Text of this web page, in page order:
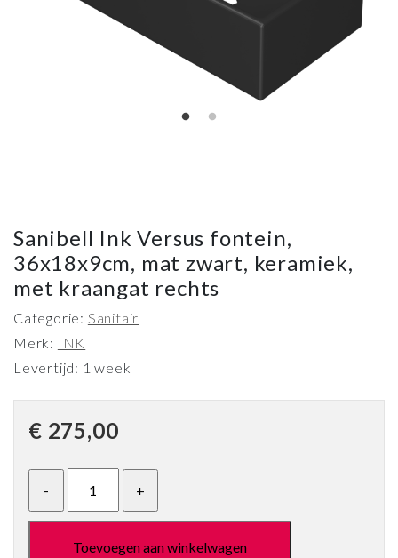
Sanibell Ink Versus fontein,
36x18x9cm, mat zwart, keramiek,
met kraangat rechts
Categorie: Sanitair
Merk: INK
Levertijd: 1 week
€ 275,00
Toevoegen aan winkelwagen